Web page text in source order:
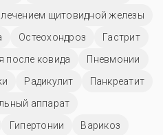
щитовидной железы
Остеохондроз
Гастрит
после ковида
Пневмонии
Радикулит
Панкреатит
аппарат
Гипертонии
Варикоз